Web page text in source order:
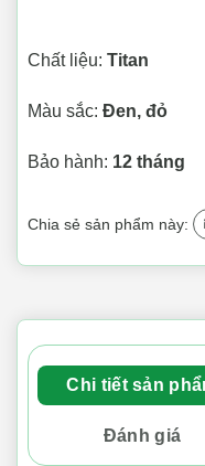
Chất liệu: Titan
Màu sắc: Đen, đỏ
Bảo hành: 12 tháng
Chia sẻ sản phẩm này:
Chi tiết sản
Đánh giá